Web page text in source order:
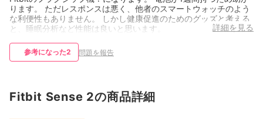
ります。 ただレスポンスは悪く、他者のスマートウォッチのよう
な利便性もありません。 しかし健康促進のためのグッズと考える
と、睡眠分析など性能は良いと思います。
詳細を見る
参考になった2 問題を報告
Fitbit Sense 2の商品詳細